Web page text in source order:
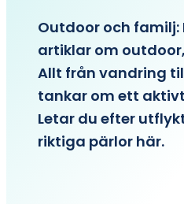
Outdoor och familj:
artiklar om
Allt från vandring
tankar om ett
Letar du efter
riktiga pärlor här.